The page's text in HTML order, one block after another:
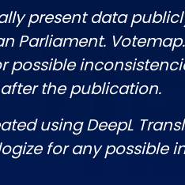
present data
Parliament.
possible
the publication.
using DeepL
for any possible